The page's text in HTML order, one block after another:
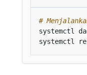
#